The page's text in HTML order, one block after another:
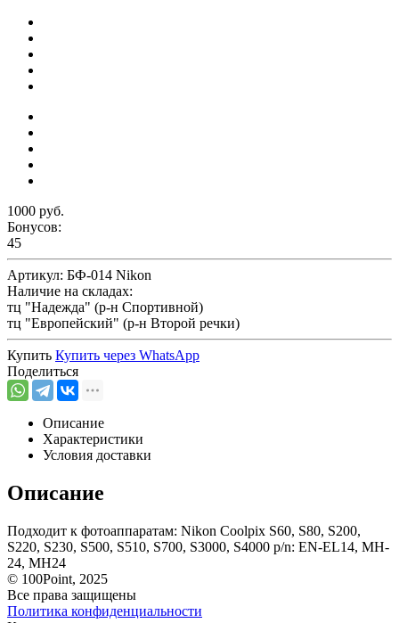
1000 руб.
Бонусов:
45
Артикул: БФ-014 Nikon
Наличие на складах:
тц "Надежда" (р-н Спортивной)
тц "Европейский" (р-н Второй речки)
Купить Купить через WhatsApp
Поделиться
Описание
Характеристики
Условия доставки
Описание
Подходит к фотоаппаратам: Nikon Coolpix S60, S80, S200,
S220, S230, S500, S510, S700, S3000, S4000 p/n: EN-EL14, MH-
24, MH24
© 100Point, 2025
Все права защищены
Политика конфиденциальности